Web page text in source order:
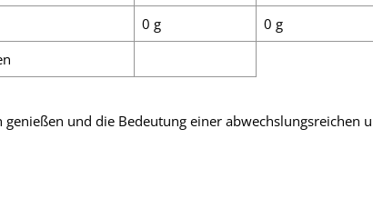
0 g 0 g
und die Bedeutung einer abwechslungsreichen